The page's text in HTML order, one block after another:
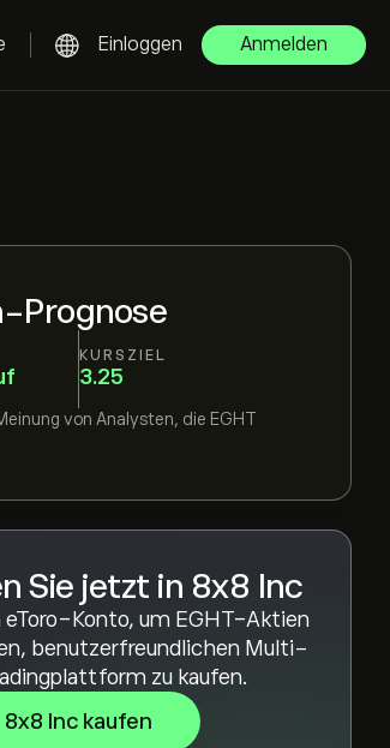
Einloggen Anmelden
Prognose
KURSZIEL
3.25
von Analysten, die EGHT
Sie jetzt in 8x8 Inc
eToro-Konto, um EGHT-Aktien
benutzerfreundlichen Multi-
zu kaufen.
8x8 Inc kaufen